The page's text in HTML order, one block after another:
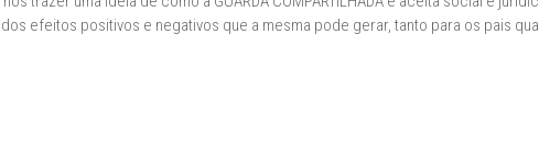
efeitos positivos e negativos que a mesma pode gerar, tanto para os pais